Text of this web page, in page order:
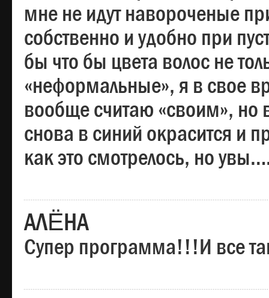
мне не идут навороченые
собственно и удобно при
бы что бы цвета волос не
«неформальные», я в свое
вообще считаю «своим», но
снова в синий окрасится и
как это смотрелось, но
АЛЁНА
Супер программа!!!И все